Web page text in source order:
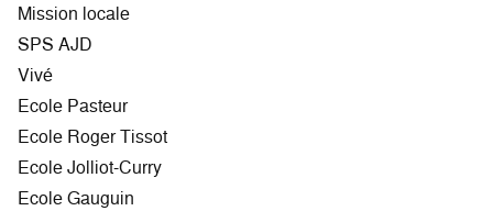
Mission locale
SPS AJD
Vivé
Ecole Pasteur
Ecole Roger Tissot
Ecole Jolliot-Curry
Ecole Gauguin